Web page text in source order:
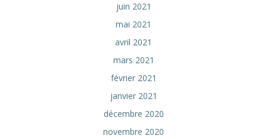
juin 2021
mai 2021
avril 2021
mars 2021
février 2021
janvier 2021
décembre 2020
novembre 2020